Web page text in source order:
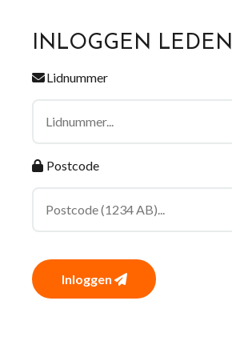
INLOGGEN LEDEN
Lidnummer
Postcode
Inloggen